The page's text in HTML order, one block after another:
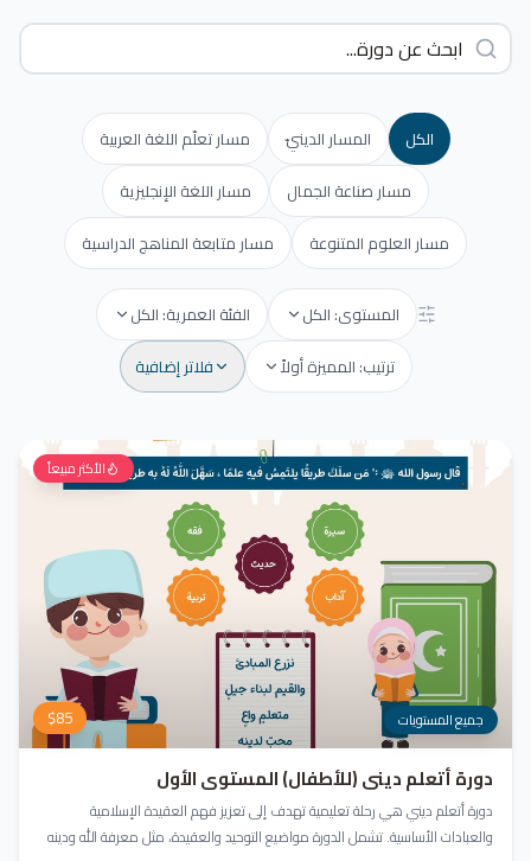
الكل المسار الدينيّ
مسار تعلّم اللغة العربية
مسار صناعة الجمال
مسار اللغة الإنجليزية
مسار العلوم المتنوعة
مسار متابعة المناهج الدراسية
المستوى: الكل
الفئة العمرية: الكل
ترتيب: المميزة أولاً
فلاتر إضافية
الأكثر مبيعاً
جميع المستويات $85
دورة أتعلم ديني (للأطفال) المستوى الأول
دورة أتعلم ديني هي رحلة تعليمية تهدف إلى تعزيز فهم العقيدة الإسلامية
والعبادات الأساسية. تشمل الدورة مواضيع التوحيد والعقيدة، مثل معرفة الله ودينه